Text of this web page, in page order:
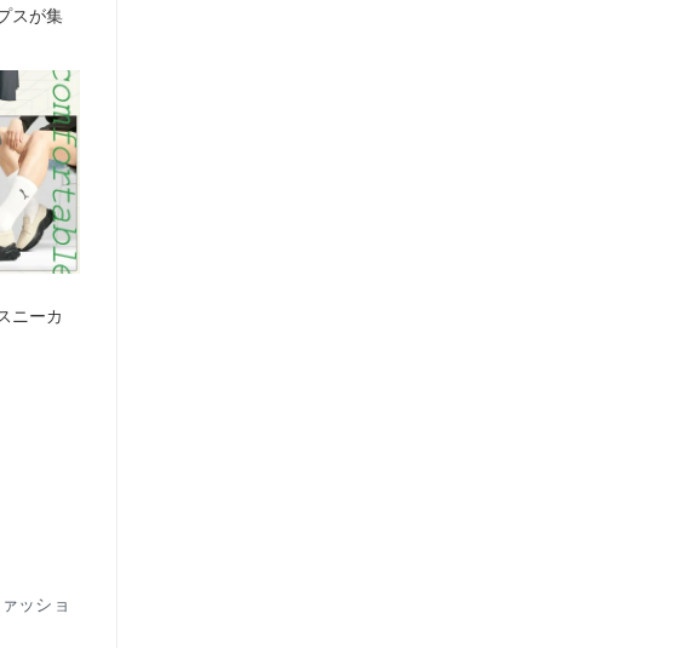
スが集
ニーカ
ッショ